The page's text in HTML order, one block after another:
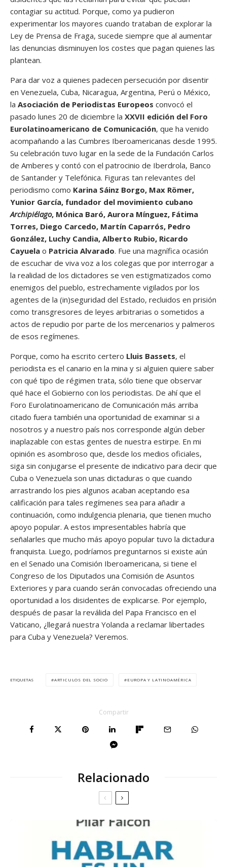
contagiar su actitud. Porque, como ya pudieron
experimentar los mayores cuando trataban de explorar la
Ley de Prensa de Fraga, sucede siempre que al aumentar
las denuncias disminuyen los costes que pagan quienes las
plantean.
Para dar voz a quienes padecen persecución por disentir
en Venezuela, Cuba, Nicaragua, Argentina, Perú o México,
la Asociación de Periodistas Europeos convocó el
pasado lunes 20 de diciembre la XXVII edición del Foro
Eurolatinoamericano de Comunicación, que ha venido
acompañando a las Cumbres Iberoamericanas desde 1995.
Su celebración tuvo lugar en la sede de la Fundación Carlos
de Amberes y contó con el patrocinio de Iberdrola, Banco
de Santander y Telefónica. Figuras tan relevantes del
periodismo como Karina Sáinz Borgo, Max Römer,
Yunior García, fundador del movimiento cubano
Archipiélago, Mónica Baró, Aurora Mínguez, Fátima
Torres, Diego Carcedo, Martín Caparrós, Pedro
González, Luchy Candia, Alberto Rubio, Ricardo
Cayuela o Patricia Alvarado. Fue una magnífica ocasión
de escuchar de viva voz a los colegas que por interrogar a
la realidad de los dictadores se ven estigmatizados como
enemigos del pueblo, estrechamente vigilados por los
agentes de la (in)seguridad del Estado, recluidos en prisión
como transgresores de leyes arbitrarias o sometidos a
actos de repudio por parte de los mercenarios y palmeros
de esos regímenes.
Porque, como ha escrito certero Lluis Bassets, el
periodista es el canario en la mina y si alguien quiere saber
con qué tipo de régimen trata, sólo tiene que observar
qué hace el Gobierno con los periodistas. De ahí que el
Foro Eurolatinoamericano de Comunicación más arriba
citado fuera también una oportunidad de examinar si a
nosotros y a nuestro país nos corresponde algún deber
inaplazable con estas gentes de nuestra estirpe. En mi
opinión es asombroso que, desde los medios oficiales,
siga sin conjugarse el presente de indicativo para decir que
Cuba o Venezuela son unas dictaduras o que cuando
arrastrando los pies algunos acaban aceptando esa
calificación para tales regímenes sea para añadir a
continuación, como indulgencia plenaria, que tienen mucho
apoyo popular. A estos impresentables habría que
señalarles que mucho más apoyo popular tuvo la dictadura
franquista. Luego, podríamos preguntarnos si existe aún
en el Senado una Comisión Iberoamericana, si tiene el
Congreso de los Diputados una Comisión de Asuntos
Exteriores y para cuando serán convocadas ofreciendo una
oportunidad a los disidentes de explicarse. Por ejemplo,
después de pasar la reválida del Papa Francisco en el
Vaticano, ¿llegará nuestra Yolanda a reclamar libertades
para Cuba y Venezuela? Veremos.
ETIQUETAS ARTICULOS DEL SOCIO EUROPA Y LATINOAMÉRICA
Compartir
Relacionado